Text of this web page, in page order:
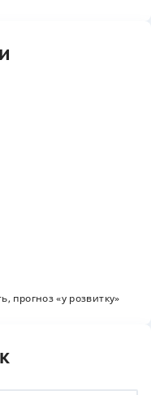
прогноз «у розвитку»